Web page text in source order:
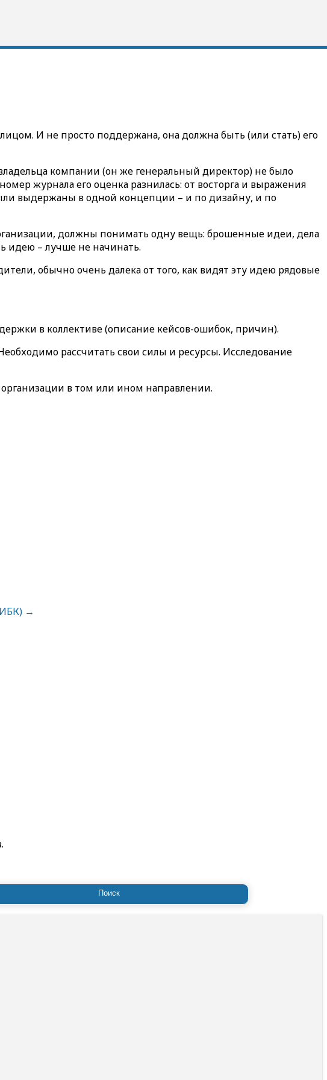
И не просто поддержана, она должна быть (или стать) его
компании (он же генеральный директор) не было
журнала его оценка разнилась: от восторга и выражения
выдержаны в одной концепции – и по дизайну, и по
должны понимать одну вещь: брошенные идеи, дела
идею – лучше не начинать.
обычно очень далека от того, как видят эту идею рядовые
в коллективе (описание кейсов-ошибок, причин).
рассчитать свои силы и ресурсы. Исследование
в том или ином направлении.
→